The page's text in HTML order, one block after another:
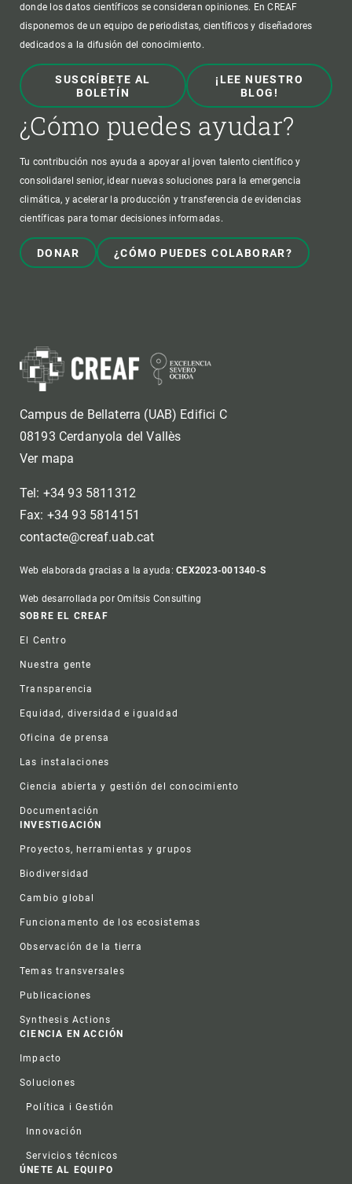
donde los datos científicos se consideran opiniones. En CREAF
disponemos de un equipo de periodistas, científicos y diseñadores
dedicados a la difusión del conocimiento.
SUSCRÍBETE AL
BOLETÍN
¡LEE NUESTRO
BLOG!
¿Cómo puedes ayudar?
Tu contribución nos ayuda a apoyar al joven talento científico y
consolidarel senior, idear nuevas soluciones para la emergencia
climática, y acelerar la producción y transferencia de evidencias
científicas para tomar decisiones informadas.
DONAR ¿CÓMO PUEDES COLABORAR?
Campus de Bellaterra (UAB) Edifici C
08193 Cerdanyola del Vallès
Ver mapa
Tel: +34 93 5811312
Fax: +34 93 5814151
contacte@creaf.uab.cat
Web elaborada gracias a la ayuda:CEX2023-001340-S
Web desarrollada por Omitsis Consulting
Footer
SOBRE EL CREAF
El Centro
Nuestra gente
Transparencia
Equidad, diversidad e igualdad
Oficina de prensa
Las instalaciones
Ciencia abierta y gestión del conocimiento
Documentación
INVESTIGACIÓN
Proyectos, herramientas y grupos
Biodiversidad
Cambio global
Funcionamento de los ecosistemas
Observación de la tierra
Temas transversales
Publicaciones
Synthesis Actions
CIENCIA EN ACCIÓN
Impacto
Soluciones
Política i Gestión
Innovación
Servicios técnicos
ÚNETE AL EQUIPO